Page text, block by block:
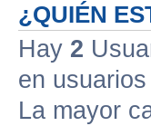
¿QUIÉN
Hay 2
en
La mayor